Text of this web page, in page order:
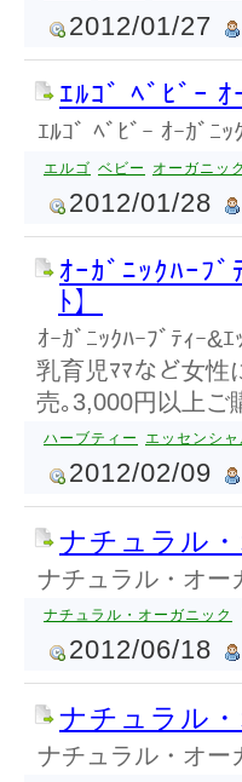
2012/01/27
ｴﾙｺﾞ ﾍﾞﾋﾞｰ
ｴﾙｺﾞ ﾍﾞﾋﾞｰ ｵｰｶﾞﾆｯ
エルゴ ベビー オーガニック
2012/01/28
ｵｰｶﾞﾆｯｸﾊｰﾌ
ﾄ】
ｵｰｶﾞﾆｯｸﾊｰﾌﾞﾃｨｰ
乳育児ﾏﾏなど女性
売｡3,000円以上ご
ハーブティー エッセンシ
2012/02/09
ナチュラル
ナチュラル・オー
ナチュラル・オーガニック
2012/06/18
ナチュラル
ナチュラル・オー